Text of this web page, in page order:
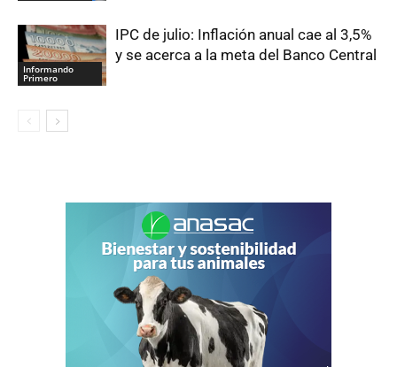
Informando
Primero
IPC de julio: Inflación anual cae al 3,5%
y se acerca a la meta del Banco Central